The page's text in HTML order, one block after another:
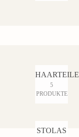
HAARTEILE
5
PRODUKTE
STOLAS